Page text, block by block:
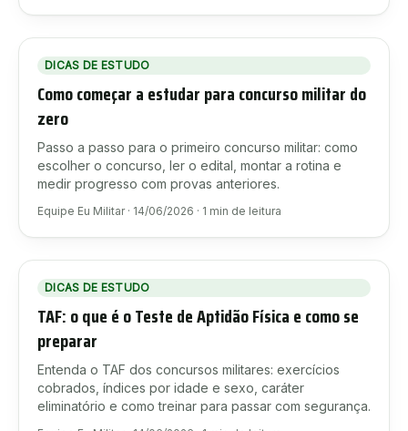
DICAS DE ESTUDO
Como começar a estudar para concurso militar do
zero
Passo a passo para o primeiro concurso militar: como
escolher o concurso, ler o edital, montar a rotina e
medir progresso com provas anteriores.
Equipe Eu Militar· 14/06/2026 · 1 min de leitura
DICAS DE ESTUDO
TAF: o que é o Teste de Aptidão Física e como se
preparar
Entenda o TAF dos concursos militares: exercícios
cobrados, índices por idade e sexo, caráter
eliminatório e como treinar para passar com segurança.